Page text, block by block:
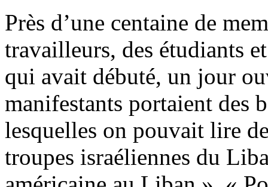
Près d’une centaine de
travailleurs, des étudiants
qui avait débuté, un jour
manifestants portaient des
lesquelles on pouvait lire
troupes israéliennes du